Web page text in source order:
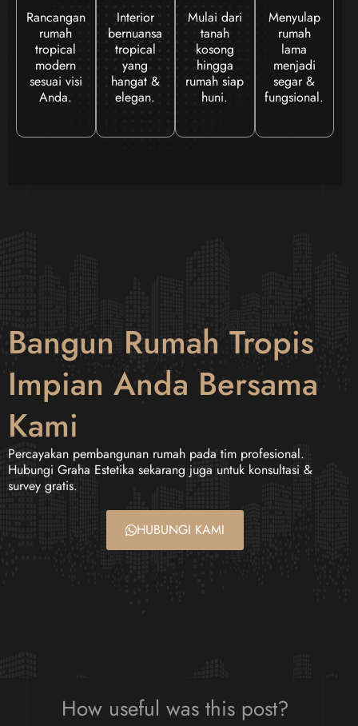
Rancangan
rumah
tropical
modern
sesuai visi
Anda.
Interior
bernuansa
tropical
yang
hangat &
elegan.
Mulai dari
tanah
kosong
hingga
rumah siap
huni.
Menyulap
rumah
lama
menjadi
segar &
fungsional.
Bangun Rumah Tropis
Impian Anda Bersama
Kami
Percayakan pembangunan rumah pada tim profesional.
Hubungi Graha Estetika sekarang juga untuk konsultasi &
survey gratis.
HUBUNGI KAMI
How useful was this post?